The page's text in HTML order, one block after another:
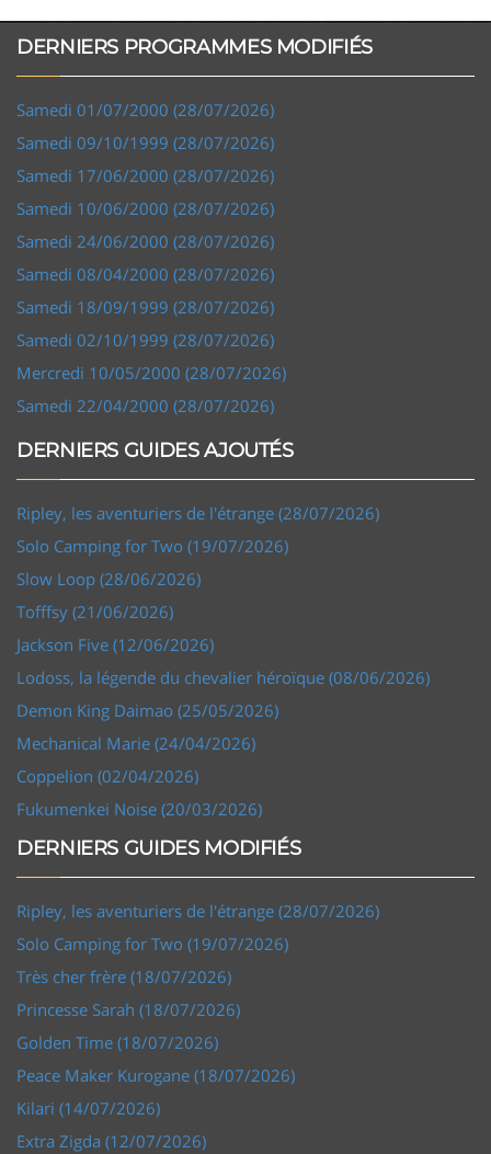
DERNIERS PROGRAMMES MODIFIÉS
Samedi 01/07/2000 (28/07/2026)
Samedi 09/10/1999 (28/07/2026)
Samedi 17/06/2000 (28/07/2026)
Samedi 10/06/2000 (28/07/2026)
Samedi 24/06/2000 (28/07/2026)
Samedi 08/04/2000 (28/07/2026)
Samedi 18/09/1999 (28/07/2026)
Samedi 02/10/1999 (28/07/2026)
Mercredi 10/05/2000 (28/07/2026)
Samedi 22/04/2000 (28/07/2026)
DERNIERS GUIDES AJOUTÉS
Ripley, les aventuriers de l'étrange (28/07/2026)
Solo Camping for Two (19/07/2026)
Slow Loop (28/06/2026)
Tofffsy (21/06/2026)
Jackson Five (12/06/2026)
Lodoss, la légende du chevalier héroïque (08/06/2026)
Demon King Daimao (25/05/2026)
Mechanical Marie (24/04/2026)
Coppelion (02/04/2026)
Fukumenkei Noise (20/03/2026)
DERNIERS GUIDES MODIFIÉS
Ripley, les aventuriers de l'étrange (28/07/2026)
Solo Camping for Two (19/07/2026)
Très cher frère (18/07/2026)
Princesse Sarah (18/07/2026)
Golden Time (18/07/2026)
Peace Maker Kurogane (18/07/2026)
Kilari (14/07/2026)
Extra Zigda (12/07/2026)